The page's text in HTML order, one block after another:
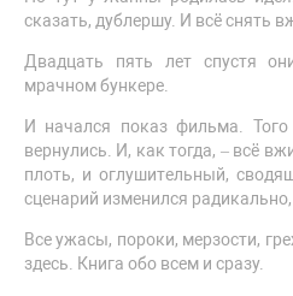
сказать, дублершу. И всё снять
Двадцать пять лет спустя
мрачном бункере.
И начался показ фильма.
вернулись. И, как тогда, – всё
плоть, и оглушительный,
сценарий изменился
Все ужасы, пороки, мерзости,
здесь. Книга обо всем и сразу.